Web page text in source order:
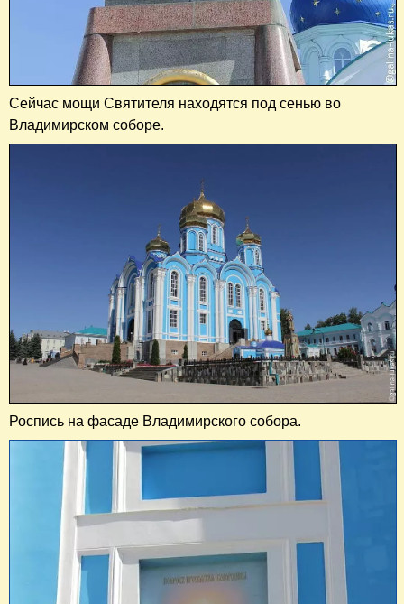
Сейчас мощи Святителя находятся под сенью во
Владимирском соборе.
Роспись на фасаде Владимирского собора.